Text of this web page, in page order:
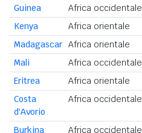
Guinea
Africa occidentale
Kenya
Africa orientale
Madagascar Africa orientale
Mali
Africa occidentale
Eritrea
Africa orientale
Costa
d'Avorio
Africa occidentale
Burkina
Africa occidentale